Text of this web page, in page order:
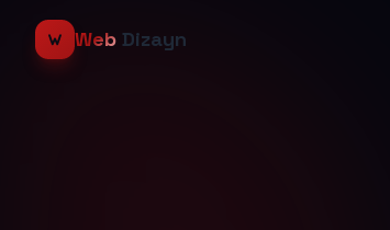
Web Dizayn